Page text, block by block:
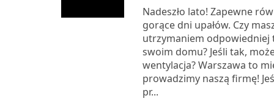
Nadeszło lato! Zapewne
gorące dni upałów. Czy
utrzymaniem odpowiedniej
swoim domu? Jeśli tak,
wentylacja? Warszawa to
prowadzimy naszą firmę!
pr...